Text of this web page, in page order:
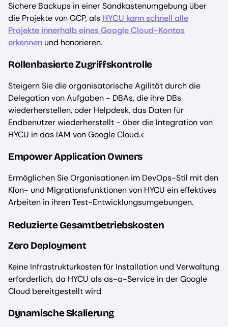
Sichere Backups in einer Sandkastenumgebung über
die Projekte von GCP, als HYCU kann schnell alle
Projekte innerhalb eines Google Cloud-Kontos
erkennen und honorieren.
Rollenbasierte Zugriffskontrolle
Steigern Sie die organisatorische Agilität durch die
Delegation von Aufgaben - DBAs, die ihre DBs
wiederherstellen, oder Helpdesk, das Daten für
Endbenutzer wiederherstellt - über die Integration von
HYCU in das IAM von Google Cloud.<
Empower Application Owners
Ermöglichen Sie Organisationen im DevOps-Stil mit den
Klon- und Migrationsfunktionen von HYCU ein effektives
Arbeiten in ihren Test-Entwicklungsumgebungen.
Reduzierte Gesamtbetriebskosten
Zero Deployment
Keine Infrastrukturkosten für Installation und Verwaltung
erforderlich, da HYCU als as-a-Service in der Google
Cloud bereitgestellt wird
Dynamische Skalierung